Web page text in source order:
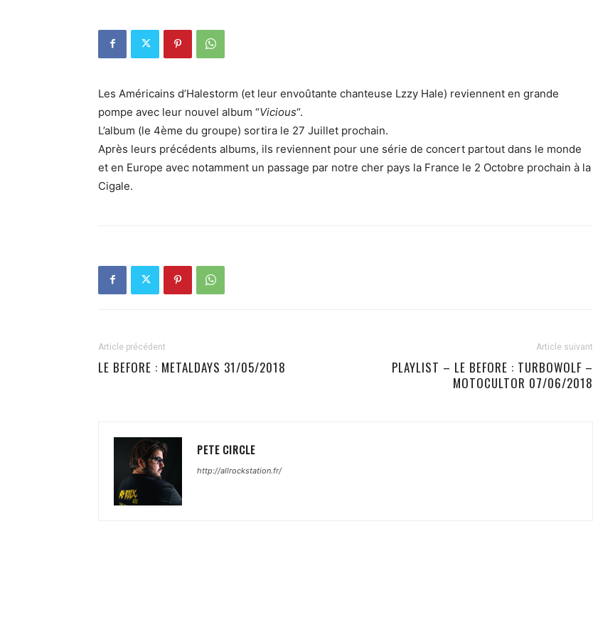
Les Américains d’Halestorm (et leur envoûtante chanteuse Lzzy Hale) reviennent en grande
pompe avec leur nouvel album “Vicious“.
L’album (le 4ème du groupe) sortira le 27 Juillet prochain.
Après leurs précédents albums, ils reviennent pour une série de concert partout dans le monde
et en Europe avec notamment un passage par notre cher pays la France le 2 Octobre prochain à la
Cigale.
Article précédent
LE BEFORE : METALDAYS 31/05/2018
Article suivant
PLAYLIST – LE BEFORE : TURBOWOLF –
MOTOCULTOR 07/06/2018
PETE CIRCLE
http://allrockstation.fr/